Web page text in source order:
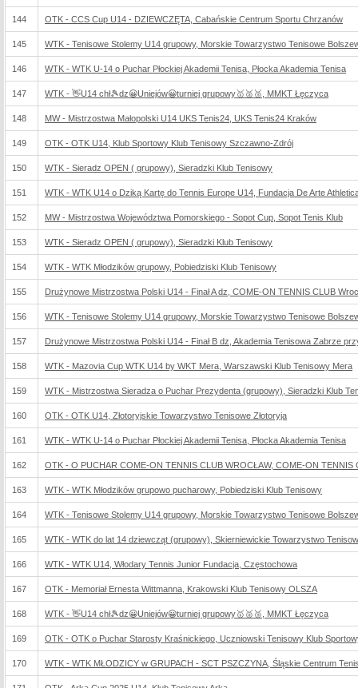
144 OTK - CCS Cup U14 - DZIEWCZĘTA, Cabańskie Centrum Sportu Chrzanów
145 WTK - Tenisowe Stolemy U14 grupowy, Morskie Towarzystwo Tenisowe
146 WTK - WTK U-14 o Puchar Płockiej Akademii Tenisa, Płocka Akademia Tenisa
147 WTK - 👋U14 chł🎾dz😀Uniejów😀turniej grupowy🥇🥈🥉, MMKT Łęczyca
148 MW - Mistrzostwa Małopolski U14 UKS Tenis24, UKS Tenis24 Kraków
149 OTK - OTK U14, Klub Sportowy Klub Tenisowy Szczawno-Zdrój
150 WTK - Sieradz OPEN ( grupowy), Sieradzki Klub Tenisowy
151 WTK - WTK U14 o Dziką Kartę do Tennis Europe U14, Fundacja De Arte
152 MW - Mistrzostwa Województwa Pomorskiego - Sopot Cup, Sopot Tenis Klub
153 WTK - Sieradz OPEN ( grupowy), Sieradzki Klub Tenisowy
154 WTK - WTK Młodzików grupowy, Pobiedziski Klub Tenisowy
155 Drużynowe Mistrzostwa Polski U14 - Finał A dz, COME-ON TENNIS CLUB
156 WTK - Tenisowe Stolemy U14 grupowy, Morskie Towarzystwo Tenisowe
157 Drużynowe Mistrzostwa Polski U14 - Finał B dz, Akademia Tenisowa Zabrze
158 WTK - Mazovia Cup WTK U14 by WKT Mera, Warszawski Klub Tenisowy Mera
159 WTK - Mistrzostwa Sieradza o Puchar Prezydenta (grupowy), Sieradzki Klub
160 OTK - OTK U14, Złotoryjskie Towarzystwo Tenisowe Złotoryja
161 WTK - WTK U-14 o Puchar Płockiej Akademii Tenisa, Płocka Akademia Tenisa
162 OTK - O PUCHAR COME-ON TENNIS CLUB WROCŁAW, COME-ON TENNIS
163 WTK - WTK Młodzików grupowo pucharowy, Pobiedziski Klub Tenisowy
164 WTK - Tenisowe Stolemy U14 grupowy, Morskie Towarzystwo Tenisowe
165 WTK - WTK do lat 14 dziewcząt (grupowy), Skierniewickie Towarzystwo
166 WTK - WTK U14, Włodary Tennis Junior Fundacja, Częstochowa
167 OTK - Memoriał Ernesta Wittmanna, Krakowski Klub Tenisowy OLSZA
168 WTK - 👋U14 chł🎾dz😀Uniejów😀turniej grupowy🥇🥈🥉, MMKT Łęczyca
169 OTK - OTK o Puchar Starosty Kraśnickiego, Uczniowski Tenisowy Klub
170 WTK - WTK MŁODZICY w GRUPACH - SCT PSZCZYNA, Śląskie Centrum